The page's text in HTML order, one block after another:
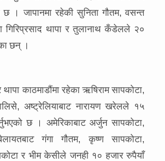
छ । जापानमा रहेकी सुनिता गौतम, वसन्त
गिरिप्रसाद थापा र तुलानाथ कँडेलले २०
छन् ।
काठमाडौंमा रहेका ऋषिराम सापकोटा,
अष्ट्रेलियाबाट नारायण खरेलले १५
छ । अमेरिकाबाट अर्जुन सापकोटा,
गंगा गौतम, कृष्ण सापकोटा,
र भीम केसीले जनही १० हजार रुपैयाँ